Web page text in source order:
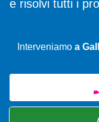
e risolvi tutti i
Interveniamo a